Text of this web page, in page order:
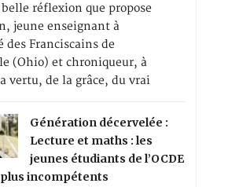
belle réflexion que propose
jeune enseignant à
des Franciscains de
(Ohio) et chroniqueur, à
vertu, de la grâce, du vrai
Génération décervelée :
Lecture et maths : les
jeunes étudiants de l’OCDE
incompétents